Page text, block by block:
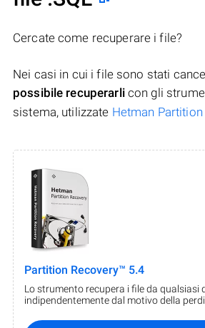
Cercate come recuperare i file?
Nei casi in cui i file sono stati
possibile recuperarlicon gli
sistema, utilizzate Hetman
Partition Recovery™ 5.4
Lo strumento recupera i file da qualsiasi
indipendentemente dal motivo della